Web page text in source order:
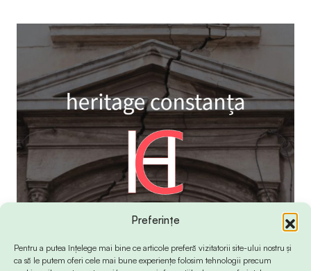
Preferințe
Pentru a putea înțelege mai bine ce articole preferă vizitatorii site-ului nostru și
ca să le putem oferi cele mai bune experiențe folosim tehnologii precum